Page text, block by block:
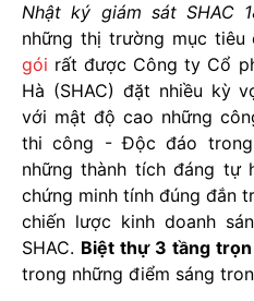
Nhật ký giám sát SHAC
những thị trường mục
gói rất được Công ty Cổ
Hà (SHAC) đặt nhiều kỳ
với mật độ cao những
thi công - Độc đáo
những thành tích đáng tự
chứng minh tính đúng đắn
chiến lược kinh doanh
SHAC. Biệt thự 3 tầng
trong những điểm sáng